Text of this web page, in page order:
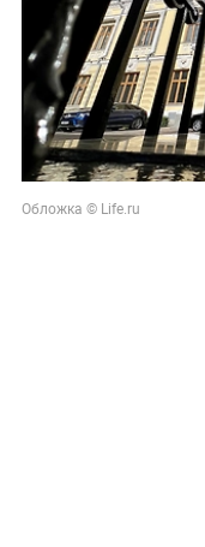
Обложка © Life.ru